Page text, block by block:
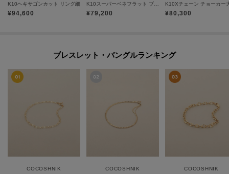
K10ヘキサゴンカット リング細
¥94,600 ¥79,200
K10Xチェーン チョーカー
¥80,300
ブレスレット・バングルランキング
COCOSHNIK
COCOSHNIK
COCOSHNIK